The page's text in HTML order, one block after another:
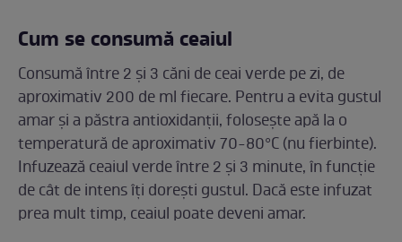
Cum se consumă ceaiul
Consumă între 2 și 3 căni de ceai verde pe zi, de
aproximativ 200 de ml fiecare. Pentru a evita gustul
amar și a păstra antioxidanții, folosește apă la o
temperatură de aproximativ 70-80°C (nu fierbinte).
Infuzează ceaiul verde între 2 și 3 minute, în funcție
de cât de intens îți dorești gustul. Dacă este infuzat
prea mult timp, ceaiul poate deveni amar.